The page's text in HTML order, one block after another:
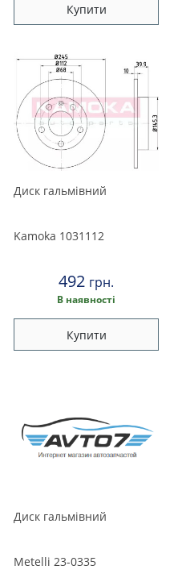
Купити
Диск гальмівний
Kamoka 1031112
492 грн.
В наявності
Купити
Диск гальмівний
Metelli 23-0335